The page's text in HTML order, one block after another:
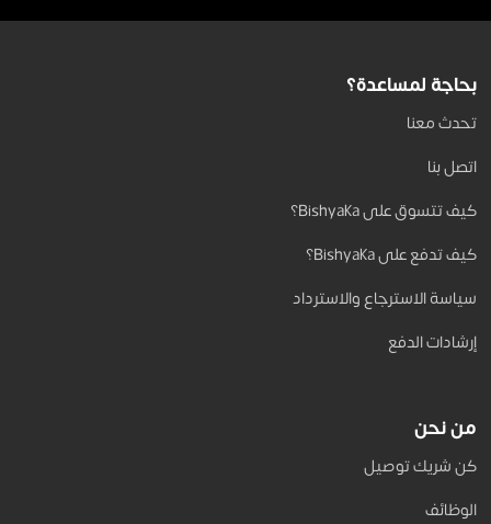
بحاجة لمساعدة؟
تحدث معنا
اتصل بنا
كيف تتسوق على Bishyaka؟
كيف تدفع على Bishyaka؟
سياسة الاسترجاع والاسترداد
إرشادات الدفع
من نحن
كن شريك توصيل
الوظائف